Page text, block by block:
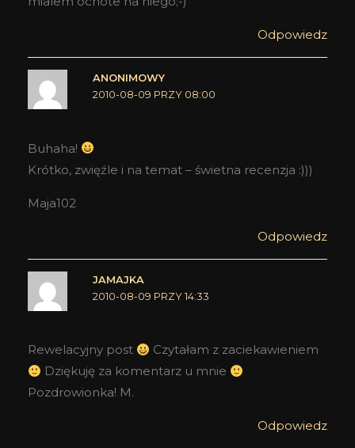
Odpowiedz
ANONIMOWY
2010-08-09 PRZY 08:00
Buhaha!
Krótko, zwięźle i na temat – świetna recenzja :)))
Maja102
Odpowiedz
JAMAJKA
2010-08-09 PRZY 14:33
Rewelacyjny post
Czytałam z zaciekawieniem
Dziękuję za komentarz u mnie
Pozdrowionka! M.
Odpowiedz